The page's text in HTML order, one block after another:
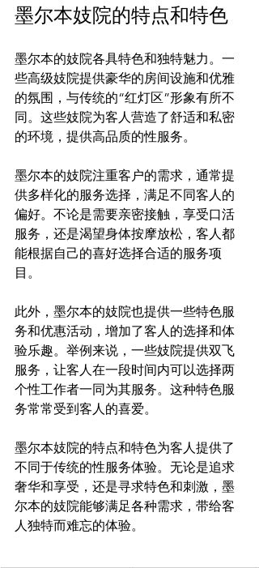
墨尔本妓院的特点和特色
墨尔本的妓院各具特色和独特魅力。一
些高级妓院提供豪华的房间设施和优雅
的氛围，与传统的“红灯区”形象有所不
同。这些妓院为客人营造了舒适和私密
的环境，提供高品质的性服务。
墨尔本的妓院注重客户的需求，通常提
供多样化的服务选择，满足不同客人的
偏好。不论是需要亲密接触，享受口活
服务，还是渴望身体按摩放松，客人都
能根据自己的喜好选择合适的服务项
目。
此外，墨尔本的妓院也提供一些特色服
务和优惠活动，增加了客人的选择和体
验乐趣。举例来说，一些妓院提供双飞
服务，让客人在一段时间内可以选择两
个性工作者一同为其服务。这种特色服
务常常受到客人的喜爱。
墨尔本妓院的特点和特色为客人提供了
不同于传统的性服务体验。无论是追求
奢华和享受，还是寻求特色和刺激，墨
尔本的妓院能够满足各种需求，带给客